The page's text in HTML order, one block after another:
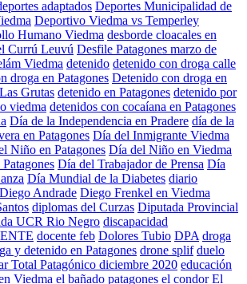
adaptados Deportes Municipalidad de
Deportivo Viedma vs Temperley
Humano Viedma desborde cloacales en
Currú Leuvú Desfile Patagones marzo de
Viedma detenido detenido con droga calle
droga en Patagones Detenido con droga en
Grutas detenido en Patagones detenido por
viedma detenidos con cocaíana en Patagones
Día de la Independencia en Pradere día de la
en Patagones Día del Inmigrante Viedma
Niño en Patagones Día del Niño en Viedma
Día del Trabajador de Prensa Día
Día Mundial de la Diabetes diario
Diego Andrade Diego Frenkel en Viedma
diplomas del Curzas Diputada Provincial
UCR Rio Negro discapacidad
docente feb Dolores Tubio DPA droga
y detenido en Patagones drone splif duelo
Total Patagónico diciembre 2020 educación
Viedma el bañado patagones el condor El